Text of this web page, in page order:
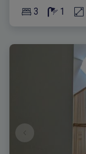
3 1